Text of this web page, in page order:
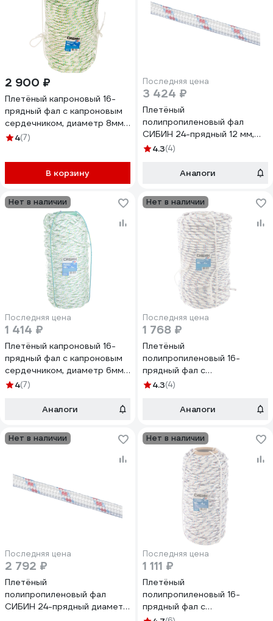
2 900 ₽
Плетёный капроновый 16-
прядный фал с капроновым
сердечником, диаметр 8мм,
бухта 100м, 1000кгс СИБИН
4(7)
В корзину
Последняя цена
3 424 ₽
Плетёный
полипропиленовый фал
СИБИН 24-прядный 12 мм,
бухта 100 м, 1000 кгс
4.3(4)
Аналоги
Нет в наличии
Последняя цена
1 414 ₽
Плетёный капроновый 16-
прядный фал с капроновым
сердечником, диаметр 6мм,
бухта 100м, 650кгс СИБИН
4(7)
Аналоги
Нет в наличии
Последняя цена
1 768 ₽
Плетёный
полипропиленовый 16-
прядный фал с
полипропиленовым
бухта 100м, 520кгс СИБИН
4.3(4)
Аналоги
Нет в наличии
Последняя цена
2 792 ₽
Плетёный
полипропиленовый фал
СИБИН 24-прядный диаметр
Нет в наличии
Последняя цена
1 111 ₽
Плетёный
полипропиленовый 16-
прядный фал с
полипропиленовым